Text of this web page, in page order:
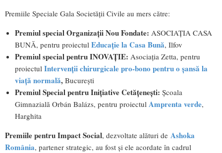
Premiile Speciale Gala Societăţii Civile au mers către:
Premiul special Organizații Nou Fondate: ASOCIAȚIA CASA
BUNĂ, pentru proiectul Educație la Casa Bună, Ilfov
Premiul special pentru INOVAȚIE: Asociația Zetta, pentru
proiectul Intervenţii chirurgicale pro-bono pentru o şansă la
viaţă normală, București
Premiul Special pentru Inițiative Cetățenești: Școala
Gimnazială Orbán Balázs, pentru proiectul Amprenta verde,
Harghita
Premiile pentru Impact Social, dezvoltate alături de Ashoka
România, partener strategic, au fost și ele acordate în cadrul